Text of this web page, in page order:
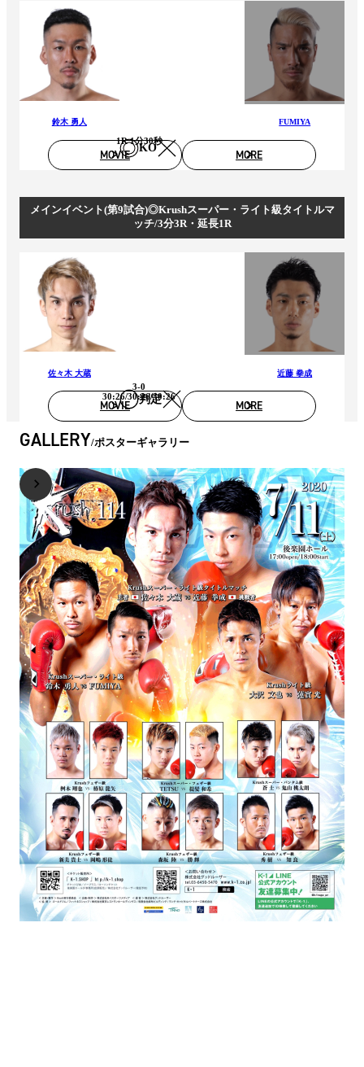
鈴木 勇人
KO
1R 1分30秒
FUMIYA
MOVIE MORE
メインイベント(第9試合)◎Krushスーパー・ライト級タイトルマ
ッチ/3分3R・延長1R
佐々木 大蔵
判定
3-0
30:26/30:26/30:26
近藤 拳成
MOVIE MORE
GALLERY ポスターギャラリー